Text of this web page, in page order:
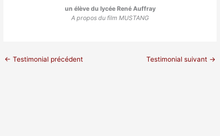
un élève du lycée René Auffray
A propos du film MUSTANG
← Testimonial précédent Testimonial suivant →